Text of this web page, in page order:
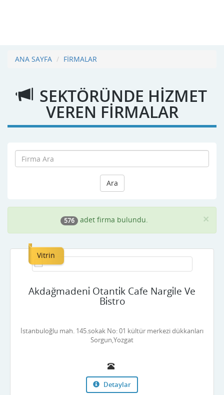
ANA SAYFA FİRMALAR
SEKTÖRÜNDE HİZMET
VEREN FİRMALAR
Ara
×
576 adet firma bulundu.
Vitrin
Akdağmadeni̇ Otanti̇k Cafe Nargi̇le Ve
Bi̇stro
İstanbuloğlu mah. 145.sokak No: 01 kültür merkezi dükkanları
Sorgun,Yozgat
Detaylar